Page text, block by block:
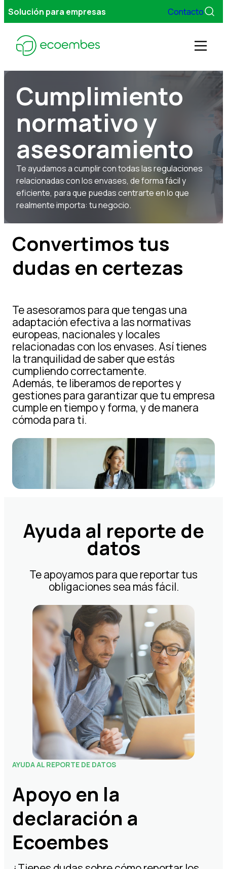
Solución para empresas Contacto
Gestionamos tus envases
Servicios
Sobre Ecoembes
FAQs
ES EN
Cumplimiento
normativo y
asesoramiento
Te ayudamos a cumplir con todas las regulaciones
relacionadas con los envases, de forma fácil y
eficiente, para que puedas centrarte en lo que
realmente importa: tu negocio.
Convertimos tus
dudas en certezas
Te asesoramos para que tengas una
adaptación efectiva a las normativas
europeas, nacionales y locales
relacionadas con los envases. Así tienes
la tranquilidad de saber que estás
cumpliendo correctamente.
Además, te liberamos de reportes y
gestiones para garantizar que tu empresa
cumple en tiempo y forma, y de manera
cómoda para ti.
Ayuda al reporte de
datos
Te apoyamos para que reportar tus
obligaciones sea más fácil.
AYUDA AL REPORTE DE DATOS
Apoyo en la
declaración a
Ecoembes